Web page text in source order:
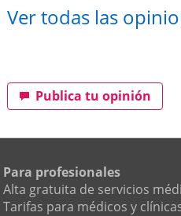
Ver todas las
Publica tu opinión
Para profesionales
Alta gratuita de servicios
Tarifas para médicos y